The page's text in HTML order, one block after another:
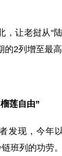
，让老挝从“
的2列增至最
莲自由”
发现，今年
链班列的功劳